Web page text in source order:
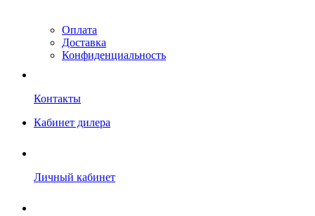
Оплата
Доставка
Конфиденциальность
Контакты
Кабинет дилера
Личный кабинет